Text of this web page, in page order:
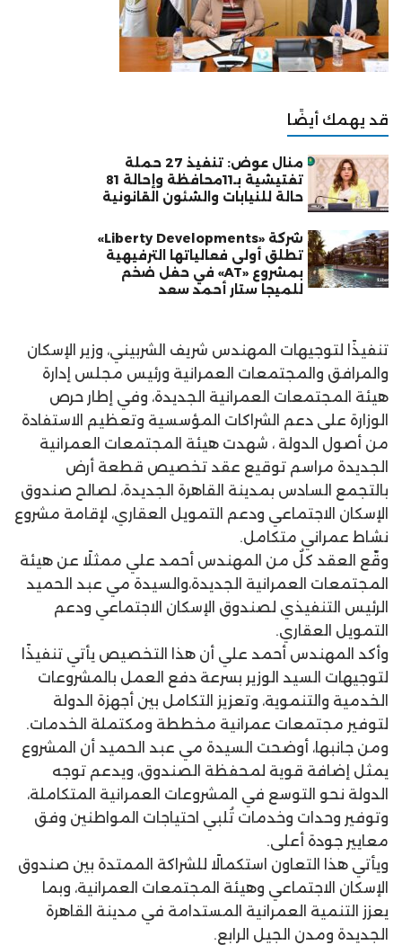
قد يهمك أيضًا
منال عوض: تنفيذ 27 حملة
تفتيشية بـ11محافظة وإحالة 81
حالة للنيابات والشئون القانونية
شركة «Liberty Developments»
تطلق أولى فعالياتها الترفيهية
بمشروع «AT» في حفل ضخم
للميجا ستار أحمد سعد
تنفيذًا لتوجيهات المهندس شريف الشربيني، وزير الإسكان
والمرافق والمجتمعات العمرانية ورئيس مجلس إدارة
هيئة المجتمعات العمرانية الجديدة، وفي إطار حرص
الوزارة على دعم الشراكات المؤسسية وتعظيم الاستفادة
من أصول الدولة ، شهدت هيئة المجتمعات العمرانية
الجديدة مراسم توقيع عقد تخصيص قطعة أرض
بالتجمع السادس بمدينة القاهرة الجديدة، لصالح صندوق
الإسكان الاجتماعي ودعم التمويل العقاري، لإقامة مشروع
نشاط عمراني متكامل.
وقّع العقد كلٌ من المهندس أحمد علي ممثلًا عن هيئة
المجتمعات العمرانية الجديدة،والسيدة مي عبد الحميد
الرئيس التنفيذي لصندوق الإسكان الاجتماعي ودعم
التمويل العقاري.
وأكد المهندس أحمد علي أن هذا التخصيص يأتي تنفيذًا
لتوجيهات السيد الوزير بسرعة دفع العمل بالمشروعات
الخدمية والتنموية، وتعزيز التكامل بين أجهزة الدولة
لتوفير مجتمعات عمرانية مخططة ومكتملة الخدمات.
ومن جانبها، أوضحت السيدة مي عبد الحميد أن المشروع
يمثل إضافة قوية لمحفظة الصندوق، ويدعم توجه
الدولة نحو التوسع في المشروعات العمرانية المتكاملة،
وتوفير وحدات وخدمات تُلبي احتياجات المواطنين وفق
معايير جودة أعلى.
ويأتي هذا التعاون استكمالًا للشراكة الممتدة بين صندوق
الإسكان الاجتماعي وهيئة المجتمعات العمرانية، وبما
يعزز التنمية العمرانية المستدامة في مدينة القاهرة
الجديدة ومدن الجيل الرابع.